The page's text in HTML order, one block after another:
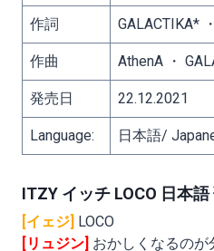
作詞 GALACTIKA*
作曲 AthenA ・
発売日 22.12.2021
Language: 日本語/
ITZY イッチ LOCO 日本語
[イェジ]
LOCO
[リュジン] おかしくなるのが